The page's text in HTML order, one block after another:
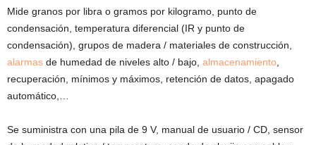
Mide granos por libra o gramos por kilogramo, punto de
condensación, temperatura diferencial (IR y punto de
condensación), grupos de madera / materiales de construcción,
alarmas de humedad de niveles alto / bajo, almacenamiento
recuperación, mínimos y máximos, retención de datos, apagado
automático,…
Se suministra con una pila de 9 V, manual de usuario / CD, sensor